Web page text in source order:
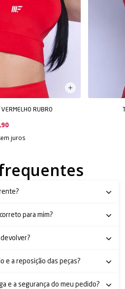
VERMELHO RUBRO
juros
para mim?
e a reposição das peças?
e a segurança do meu pedido?